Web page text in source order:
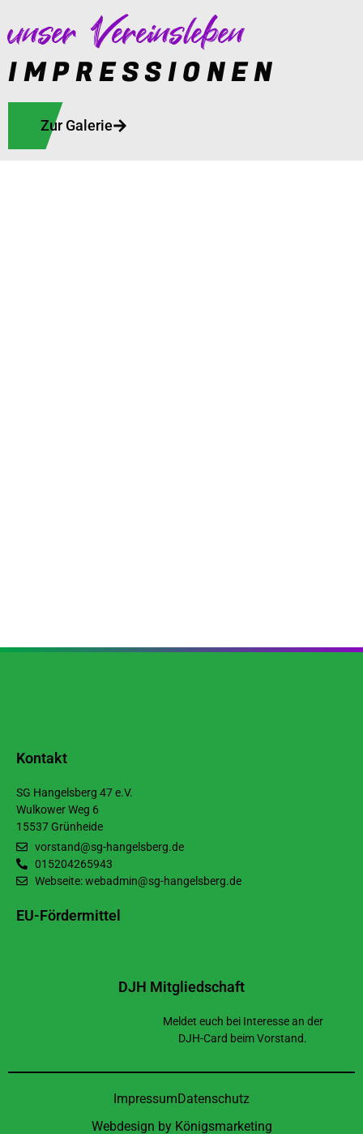
unser Vereinsleben
IMPRESSIONEN
Zur Galerie
Kontakt
SG Hangelsberg 47 e.V.
Wulkower Weg 6
15537 Grünheide
vorstand@sg-hangelsberg.de
015204265943
Webseite: webadmin@sg-hangelsberg.de
EU-Fördermittel
DJH Mitgliedschaft
Meldet euch bei Interesse an der
DJH-Card beim Vorstand.
ImpressumDatenschutz
Webdesign by Königsmarketing